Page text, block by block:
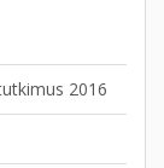
2016